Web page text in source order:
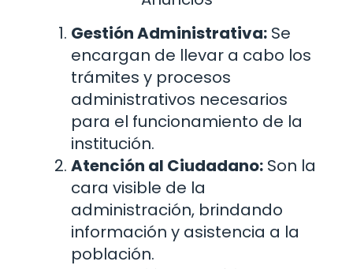
Gestión Administrativa: Se
encargan de llevar a cabo los
trámites y procesos
administrativos necesarios
para el funcionamiento de la
institución.
Atención al Ciudadano: Son la
cara visible de la
administración, brindando
información y asistencia a la
población.